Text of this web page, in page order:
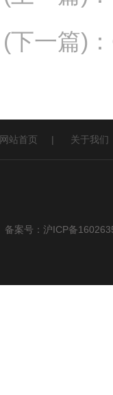
(下一篇) ：
网站首页 | 关于我们
备案号：沪ICP备